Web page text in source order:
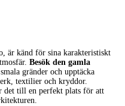
är känd för sina karakteristiskt
Besök den gamla
gränder och upptäcka
textilier och kryddor.
det till en perfekt plats för att